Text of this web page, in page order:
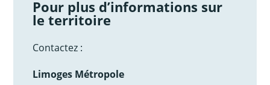
Pour plus d’informations sur
le territoire
Contactez :
Limoges Métropole